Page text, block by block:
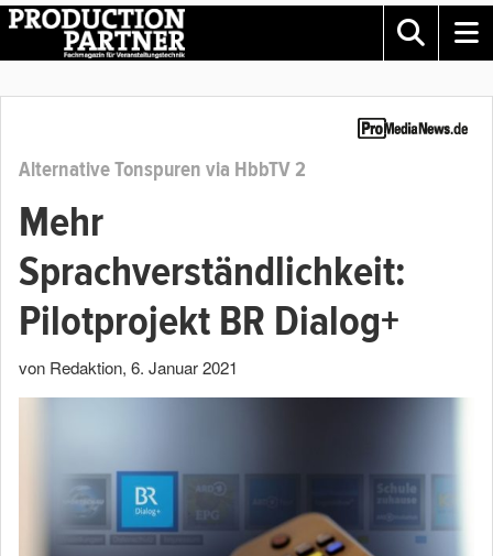
Alternative Tonspuren via HbbTV 2
Mehr
Sprachverständlichkeit:
Pilotprojekt BR Dialog+
von Redaktion, 6. Januar 2021